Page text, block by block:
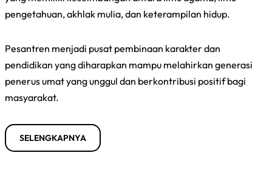
pengetahuan, akhlak mulia, dan keterampilan hidup.
Pesantren menjadi pusat pembinaan karakter dan
pendidikan yang diharapkan mampu melahirkan generasi
penerus umat yang unggul dan berkontribusi positif bagi
masyarakat.
SELENGKAPNYA